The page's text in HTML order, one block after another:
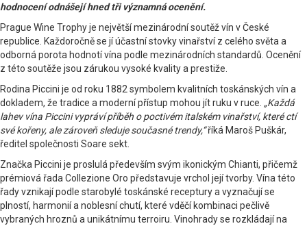
hodnocení odnášejí hned tři významná ocenění.
Prague Wine Trophy je největší mezinárodní soutěž vín v České
republice. Každoročně se jí účastní stovky vinařství z celého světa a
odborná porota hodnotí vína podle mezinárodních standardů. Ocenění
z této soutěže jsou zárukou vysoké kvality a prestiže.
Rodina Piccini je od roku 1882 symbolem kvalitních toskánských vín a
dokladem, že tradice a moderní přístup mohou jít ruku v ruce. „Každá
lahev vína Piccini vypráví příběh o poctivém italském vinařství, které ctí
své kořeny, ale zároveň sleduje současné trendy,“říká Maroš Puškár,
ředitel společnosti Soare sekt.
Značka Piccini je proslulá především svým ikonickým Chianti, přičemž
prémiová řada Collezione Oro představuje vrchol její tvorby. Vína této
řady vznikají podle starobylé toskánské receptury a vyznačují se
plností, harmonií a noblesní chutí, které vděčí kombinaci pečlivě
vybraných hroznů a unikátnímu terroiru. Vinohrady se rozkládají na